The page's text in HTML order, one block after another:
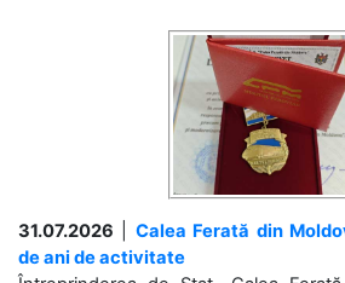
31.07.2026
Calea Ferată din
de ani de activitate